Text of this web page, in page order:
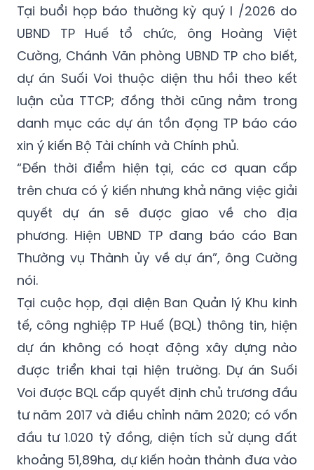
Tại buổi họp báo thường kỳ quý I /2026 do
UBND TP Huế tổ chức, ông Hoàng Việt
Cường, Chánh Văn phòng UBND TP cho biết,
dự án Suối Voi thuộc diện thu hồi theo kết
luận của TTCP; đồng thời cũng nằm trong
danh mục các dự án tồn đọng TP báo cáo
xin ý kiến Bộ Tài chính và Chính phủ.
“Đến thời điểm hiện tại, các cơ quan cấp
trên chưa có ý kiến nhưng khả năng việc giải
quyết dự án sẽ được giao về cho địa
phương. Hiện UBND TP đang báo cáo Ban
Thường vụ Thành ủy về dự án”, ông Cường
nói.
Tại cuộc họp, đại diện Ban Quản lý Khu kinh
tế, công nghiệp TP Huế (BQL) thông tin, hiện
dự án không có hoạt động xây dựng nào
được triển khai tại hiện trường. Dự án Suối
Voi được BQL cấp quyết định chủ trương đầu
tư năm 2017 và điều chỉnh năm 2020; có vốn
đầu tư 1.020 tỷ đồng, diện tích sử dụng đất
khoảng 51,89ha, dự kiến hoàn thành đưa vào